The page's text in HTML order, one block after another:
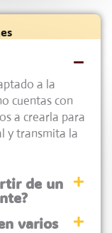
a la
cuentas con
a crearla para
y transmita la
de un
varios